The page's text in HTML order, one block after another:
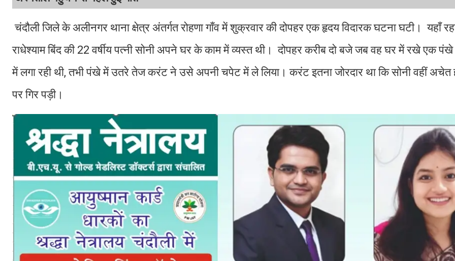
चंदौली जिले के अलीनगर थाना क्षेत्र अंतर्गत रोहणा गाँव में शुक्रवार की दोपहर एक हृदय विदारक घटना घटी। यहाँ
राधेश्याम बिंद की 22 वर्षीय पत्नी सोनी अपने घर के काम में व्यस्त थी। दोपहर करीब दो बजे जब वह घर में रखे एक पंखे
में लगा रही थी, तभी पंखे में उतरे तेज करंट ने उसे अपनी चपेट में ले लिया। करंट इतना जोरदार था कि सोनी वहीं अचेत
पर गिर पड़ी।